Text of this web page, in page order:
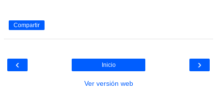
Compartir
‹ ›
Inicio
Ver versión web